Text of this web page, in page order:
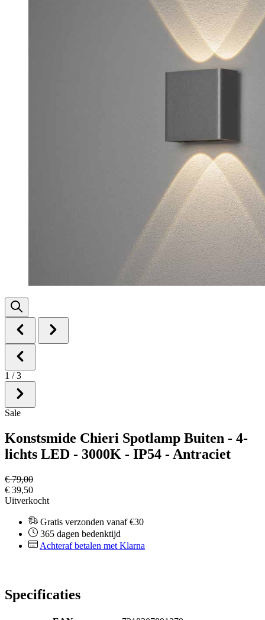
1 / 3
Sale
Konstsmide Chieri Spotlamp Buiten - 4-
lichts LED - 3000K - IP54 - Antraciet
€ 79,00
€ 39,50
Uitverkocht
Gratis verzonden vanaf €30
365 dagen bedenktijd
Achteraf betalen met Klarna
Specificaties